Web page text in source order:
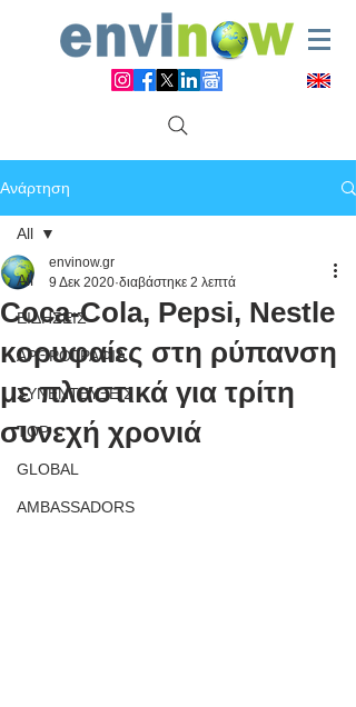
Ανάρτηση
All
ΕΙΔΗΣΕΙΣ
ΑΡΘΡΟΓΡΑΦΙΑ
ΣΥΝΕΝΤΕΥΞΕΙΣ
TOP
GLOBAL
AMBASSADORS
All
Coca-Cola, Pepsi, Nestle
κορυφαίες στη ρύπανση
με πλαστικά για τρίτη
συνεχή χρονιά
envinow.gr
9 Δεκ 2020 διαβάστηκε 2 λεπτά